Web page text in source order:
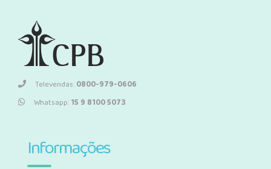
Televendas:0800-979-0606
Whatsapp:15 9 8100 5073
Informações